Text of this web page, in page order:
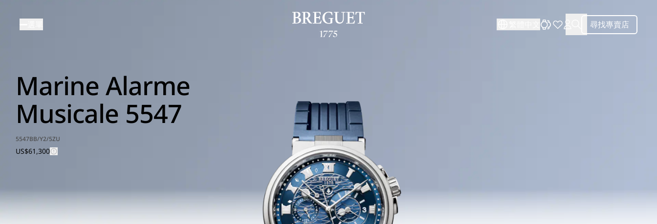
尋找專賣店
Marine Alarme
Musicale 5547
5547BB/Y2/5ZU
US$61,300
關閉
關閉